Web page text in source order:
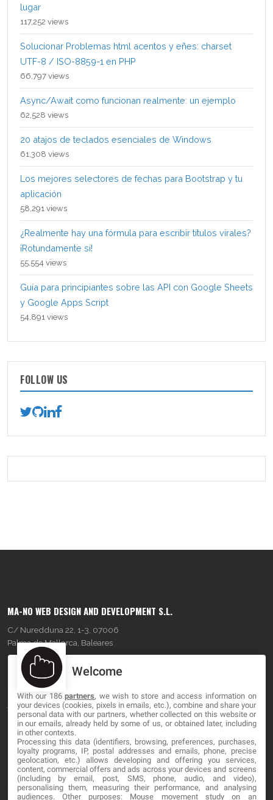
lugar
117,252 views
Solucionar Problemas html acentos y eñes: charset
UTF-8 / ISO-8859-1 en PHP
66,797 views
Async/Await como funcionan realmente: un ejemplo
62,528 views
20 atajos de teclados esenciales de Windows
61,308 views
Los mejores selectores de fechas para Bootstrap y tu
aplicación
58,291 views
¿Realmente hay una fórmula para escribir títulos virales?
¡Rotundamente sí!
55,554 views
Guía para principiantes sobre las API con Google Sheets
y Google Apps Script
54,891 views
FOLLOW US
MA-NO WEB DESIGN AND DEVELOPMENT S.L.
C/ Nuredduna 22, 1-3, 07006
Palma de Mallorca, Baleares
OUR COMPANY
About
Blog
Contact
LEGAL
Welcome
With our 186partners, we wish to store and access information on
your devices (cookies, pixels in emails, etc.), combine and share your
personal data with our partners, whether collected on this website or
in our emails, already held by some of us, or obtained later, including
in other contexts.
Processing this data (identifiers, browsing, preferences, purchases,
loyalty programs, IP, postal addresses and emails, phone, precise
geolocation, etc.) allows developing and offering you services,
content, commercial offers and ads across your devices and screens
(including by email, post, SMS, phone, audio, and video),
personalising them, measuring their performance, and analysing
audiences. Other purposes: Mouse movement study on an